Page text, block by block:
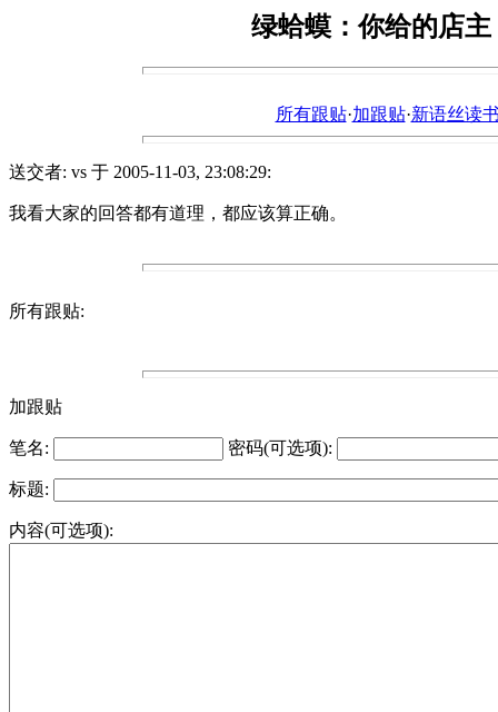
绿蛤蟆：你给的店
所有跟贴·加跟贴·新语丝读
送交者: vs 于 2005-11-03, 23:08:29:
我看大家的回答都有道理，都应该算正确。
所有跟贴:
加跟贴
笔名: 密码(可选项):
标题:
内容(可选项):